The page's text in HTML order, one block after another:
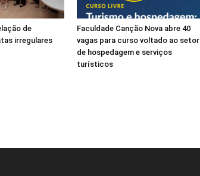
de
irregulares
Faculdade Canção Nova abre 40
vagas para curso voltado ao setor
de hospedagem e serviços
turísticos